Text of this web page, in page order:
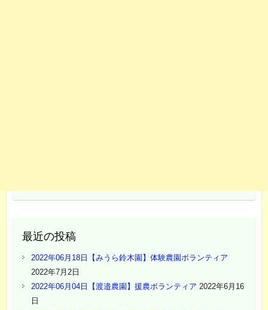
最近の投稿
2022年06月18日【みうら鈴木園】体験農園ボランティア
2022年7月2日
2022年06月04日【渡邉農園】援農ボランティア 2022年6月16
日